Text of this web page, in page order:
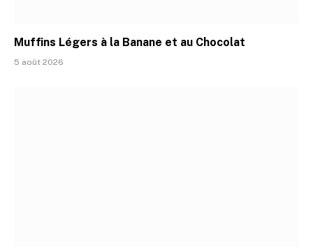
Muffins Légers à la Banane et au Chocolat
5 août 2026